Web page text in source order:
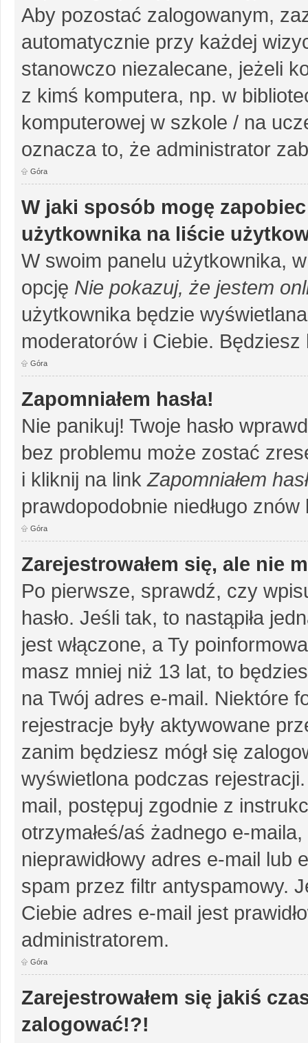
Aby pozostać zalogowanym,
automatycznie przy każdej
stanowczo niezalecane, jeżeli
z kimś komputera, np. w
komputerowej w szkole / na
oznacza to, że administrator
Góra
W jaki sposób mogę
użytkownika na liście
W swoim panelu użytkownika,
opcję Nie pokazuj, że jestem
użytkownika będzie
moderatorów i Ciebie.
Góra
Zapomniałem hasła!
Nie panikuj! Twoje hasło
bez problemu może zostać
i kliknij na link Zapomniałem
prawdopodobnie niedługo
Góra
Zarejestrowałem się, ale nie
Po pierwsze, sprawdź, czy
hasło. Jeśli tak, to nastąpiła
jest włączone, a Ty
masz mniej niż 13 lat, to
na Twój adres e-mail. Niektóre
rejestracje były aktywowane
zanim będziesz mógł się
wyświetlona podczas
mail, postępuj zgodnie z
otrzymałeś/aś żadnego e-
nieprawidłowy adres e-mail lub
spam przez filtr antyspamowy.
Ciebie adres e-mail jest
administratorem.
Góra
Zarejestrowałem się jakiś
zalogować!?!